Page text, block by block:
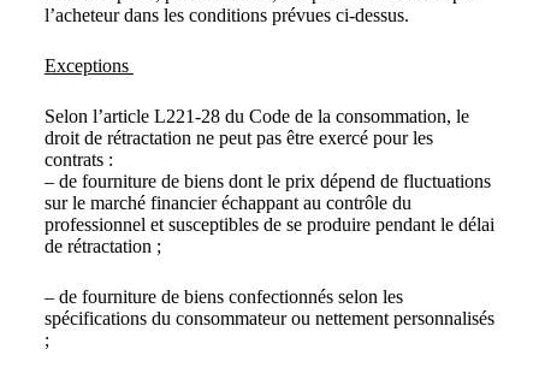
l’acheteur dans les conditions prévues ci-dessus.
Exceptions
Selon l’article L221-28 du Code de la consommation, le
droit de rétractation ne peut pas être exercé pour les
contrats :
– de fourniture de biens dont le prix dépend de fluctuations
sur le marché financier échappant au contrôle du
professionnel et susceptibles de se produire pendant le délai
de rétractation ;
– de fourniture de biens confectionnés selon les
spécifications du consommateur ou nettement personnalisés
;